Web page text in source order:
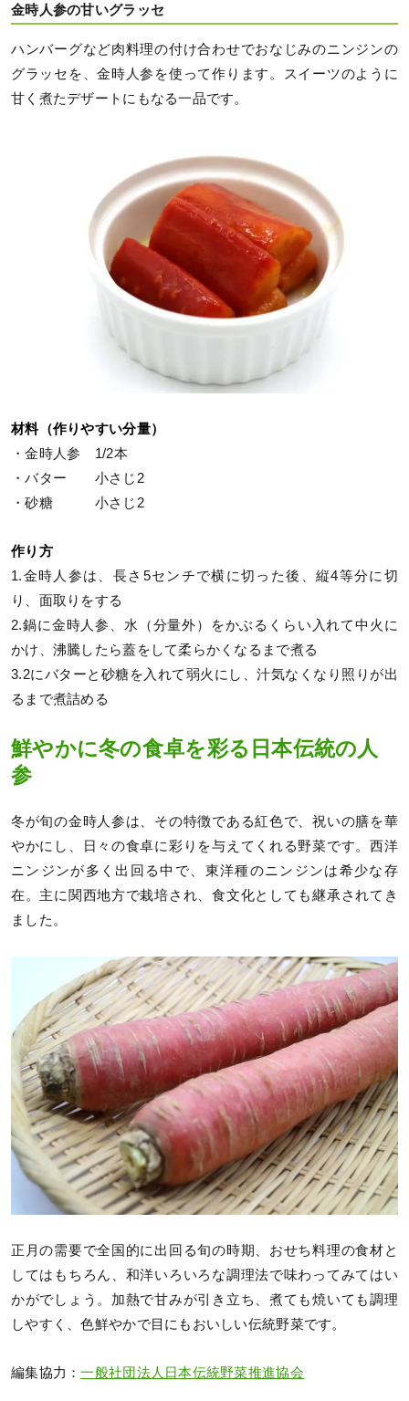
金時人参の甘いグラッセ
ハンバーグなど肉料理の付け合わせでおなじみのニンジンの
グラッセを、金時人参を使って作ります。スイーツのように
甘く煮たデザートにもなる一品です。
材料（作りやすい分量）
・金時人参 1/2本
・バター 小さじ2
・砂糖 小さじ2
作り方
1.金時人参は、長さ5センチで横に切った後、縦4等分に切
り、面取りをする
2.鍋に金時人参、水（分量外）をかぶるくらい入れて中火に
かけ、沸騰したら蓋をして柔らかくなるまで煮る
3.2にバターと砂糖を入れて弱火にし、汁気なくなり照りが出
るまで煮詰める
鮮やかに冬の食卓を彩る日本伝統の人
参
冬が旬の金時人参は、その特徴である紅色で、祝いの膳を華
やかにし、日々の食卓に彩りを与えてくれる野菜です。西洋
ニンジンが多く出回る中で、東洋種のニンジンは希少な存
在。主に関西地方で栽培され、食文化としても継承されてき
ました。
正月の需要で全国的に出回る旬の時期、おせち料理の食材と
してはもちろん、和洋いろいろな調理法で味わってみてはい
かがでしょう。加熱で甘みが引き立ち、煮ても焼いても調理
しやすく、色鮮やかで目にもおいしい伝統野菜です。
編集協力：一般社団法人日本伝統野菜推進協会